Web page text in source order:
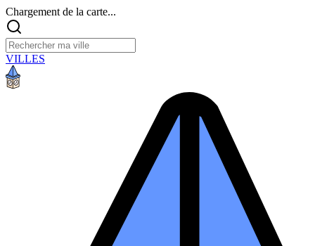
Chargement de la carte...
VILLES